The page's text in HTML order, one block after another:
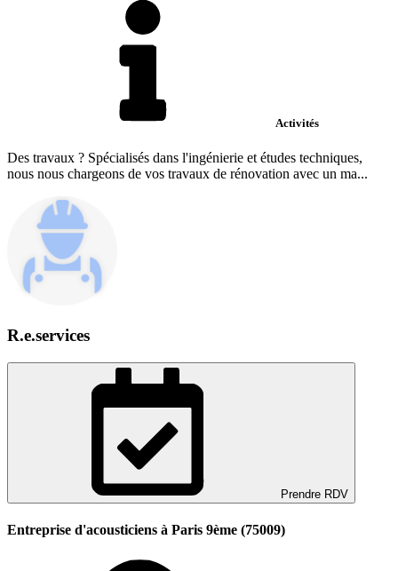
Activités
Des travaux ? Spécialisés dans l'ingénierie et études techniques,
nous nous chargeons de vos travaux de rénovation avec un ma...
R.e.services
Prendre RDV
Entreprise d'acousticiens à Paris 9ème (75009)